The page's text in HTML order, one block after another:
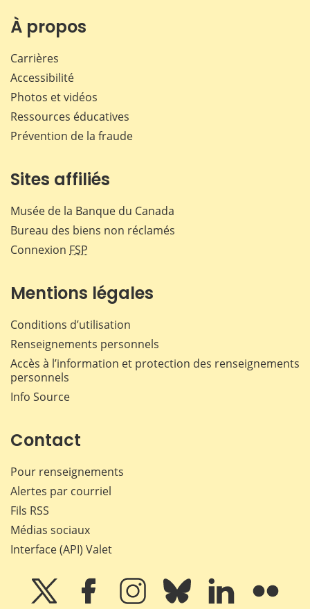
À propos
Carrières
Accessibilité
Photos et vidéos
Ressources éducatives
Prévention de la fraude
Sites affiliés
Musée de la Banque du Canada
Bureau des biens non réclamés
Connexion FSP
Mentions légales
Conditions d’utilisation
Renseignements personnels
Accès à l’information et protection des renseignements
personnels
Info Source
Contact
Pour renseignements
Alertes par courriel
Fils RSS
Médias sociaux
Interface (API) Valet